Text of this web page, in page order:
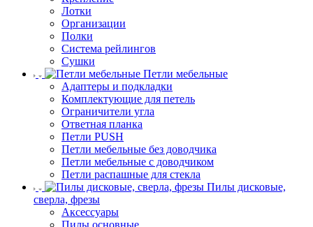
Лотки
Организации
Полки
Система рейлингов
Сушки
Петли мебельные
Адаптеры и подкладки
Комплектующие для петель
Ограничители угла
Ответная планка
Петли PUSH
Петли мебельные без доводчика
Петли мебельные с доводчиком
Петли распашные для стекла
Пилы дисковые,
сверла, фрезы
Аксессуары
Пилы основные